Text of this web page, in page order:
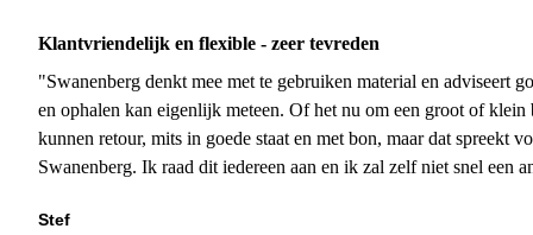
Klantvriendelijk en flexible - zeer tevreden
"Swanenberg denkt mee met te gebruiken material en adviseert
en ophalen kan eigenlijk meteen. Of het nu om een groot of
kunnen retour, mits in goede staat en met bon, maar dat spreekt
Swanenberg. Ik raad dit iedereen aan en ik zal zelf niet snel een
Stef